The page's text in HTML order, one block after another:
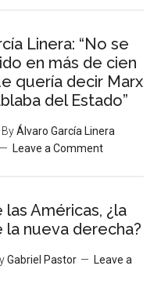
Linera: “No se
en más de cien
quería decir Marx
del Estado”
ByÁlvaro García Linera
Leave a Comment
las Américas, ¿la
la nueva derecha?
Gabriel Pastor
Leave a